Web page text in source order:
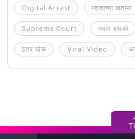
Digital Arrest म्हाडाच्या बातम्या
Supreme Court नवरा बायको
इतर खेळ Viral Video